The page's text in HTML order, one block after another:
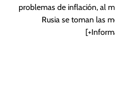
problemas de inflación, al
Rusia se toman las